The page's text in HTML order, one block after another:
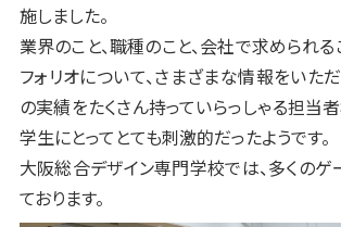
施しました。
業界のこと、職種のこと、会社で求められる
フォリオについて、さまざまな情報をいた
の実績をたくさん持っていらっしゃる担当
学生にとってとても刺激的だったようです。
大阪総合デザイン専門学校では、多くの
ております。